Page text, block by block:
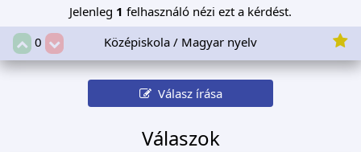
Jelenleg 1 felhasználó nézi ezt a kérdést.
0
Középiskola / Magyar nyelv
Válasz írása
Válaszok